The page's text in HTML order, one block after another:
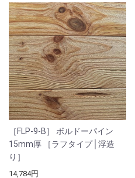
［FLP-9-B］ ボルドーパイン
15mm厚 ［ラフタイプ│浮造
り］
14,784円